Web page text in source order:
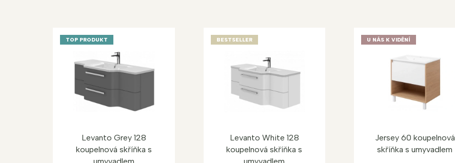
TOP PRODUKT
Levanto Grey 128
koupelnová skříňka s
umyvadlem
BESTSELLER
Levanto White 128
koupelnová skříňka s
umyvadlem
U NÁS K VIDĚNÍ
Jersey 60 koupelnová
skříňka s umyvadlem